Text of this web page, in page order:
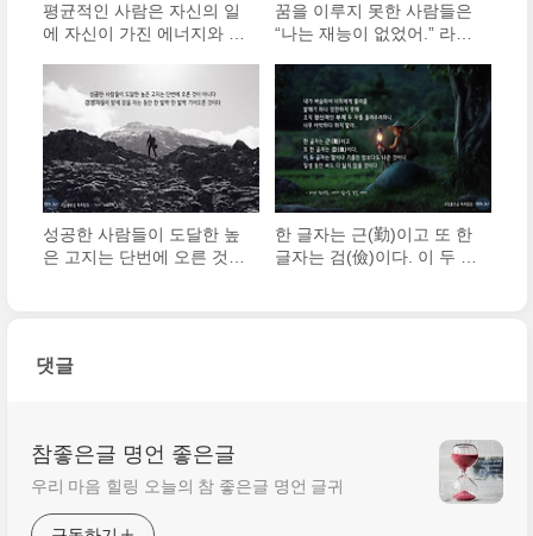
평균적인 사람은 자신의 일
에 자신이 가진 에너지와 능
상은 능력의 50%를 쏟아 붓
는 사람들에게 경의를 표하
고, 100%를 투여하는 극히
드문 사람들에게 머리를 조
아린다
꿈을 이루지 못한 사람들은
“나는 재능이 없었어.” 라고
“정말로 하고 싶었던 일을
열정을 가지고 계속 했을 뿐
이다.” 라고 말한다.
성공한 사람들이 도달한 높
은 고지는 단번에 오른 것이
한 글자는 근(勤)이고 또 한
글자는 검(儉)이다. 이 두 글
댓글
참좋은글 명언 좋은글
우리 마음 힐링 오늘의 참 좋은글 명언 글귀